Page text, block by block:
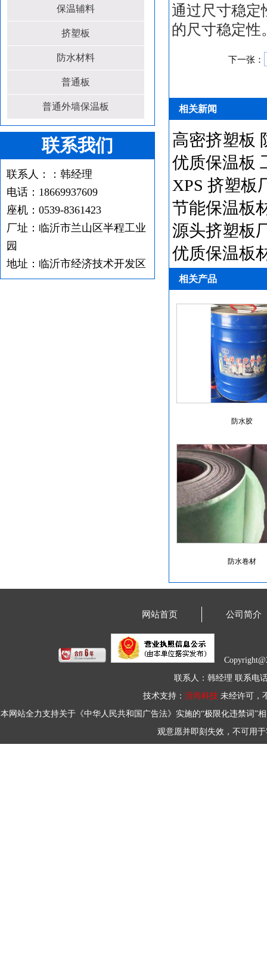
保温辅料
挤塑板
防水材料
普通板
普通外墙保温板
联系我们
联系人：：韩经理
电话：18669937609
座机：0539-8361423
厂址：临沂市兰山区半程工业
园
地址：临沂市经济技术开发区
通过尺寸稳定
的尺寸稳定性
下一张：
相关新闻
高密挤塑板
优质保温板
XPS 挤塑板
节能保温板
源头挤塑板
优质保温板
相关产品
防水胶
防水卷材
网站首页 公司简介
联系人：韩经理 联系电
技术支持： 沂尚科技 未经许可，
本网站全力支持关于《中华人民共和国广告法》实施的“极限化违禁词”
观意愿并即刻失效，不可用